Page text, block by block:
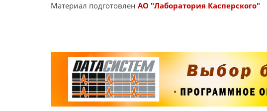
Материал подготовлен АО "Лаборатория Касперского"